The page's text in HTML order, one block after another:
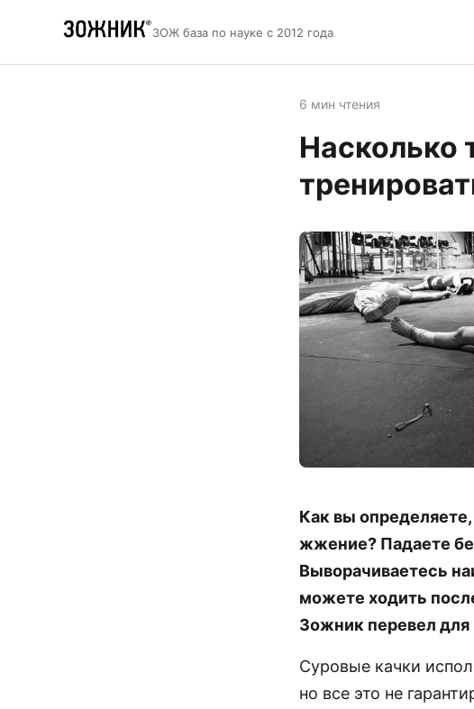
ЗОЖ база по науке с 2012 года
6 мин чтения
Насколько
Как вы
жжение? Падаете
Выворачиваетесь
можете ходить
Зожник перевел для
Суровые качки
но все это не